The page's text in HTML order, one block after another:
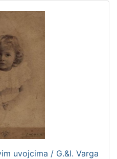
uvojcima / G.&I. Varga